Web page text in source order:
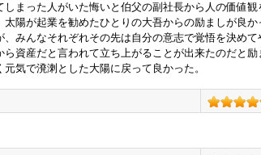
まった人がいた悔いと伯父の副社長から人の価値観
陽が起業を勧めたひとりの大吾からの励ましが良か
みんなそれぞれその先は自分の意志で覚悟を決めて
資産だと言われて立ち上がることが出来たのだと励
気で溌溂とした大陽に戻って良かった。